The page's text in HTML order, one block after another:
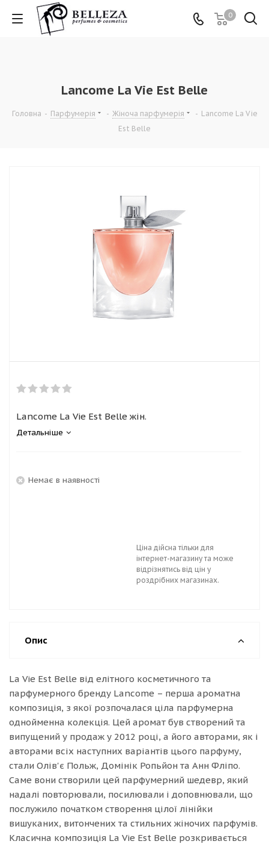
0
Lancome La Vie Est Belle
Головна - Парфумерія - Жіноча парфумерія - Lancome La Vie
Est Belle
Lancome La Vie Est Belle жін.
Детальніше
Немає в наявності
Ціна дійсна тільки для
інтернет-магазину та може
відрізнятись від цін у
роздрібних магазинах.
Опис
La Vie Est Belle від елітного косметичного та
парфумерного бренду Lancome – перша ароматна
композиція, з якої розпочалася ціла парфумерна
однойменна колекція. Цей аромат був створений та
випущений у продаж у 2012 році, а його авторами, як і
авторами всіх наступних варіантів цього парфуму,
стали Олів'є Польж, Домінік Ропьйон та Анн Фліпо.
Саме вони створили цей парфумерний шедевр, який
надалі повторювали, посилювали і доповнювали, що
послужило початком створення цілої лінійки
вишуканих, витончених та стильних жіночих парфумів.
Класична композиція La Vie Est Belle розкривається